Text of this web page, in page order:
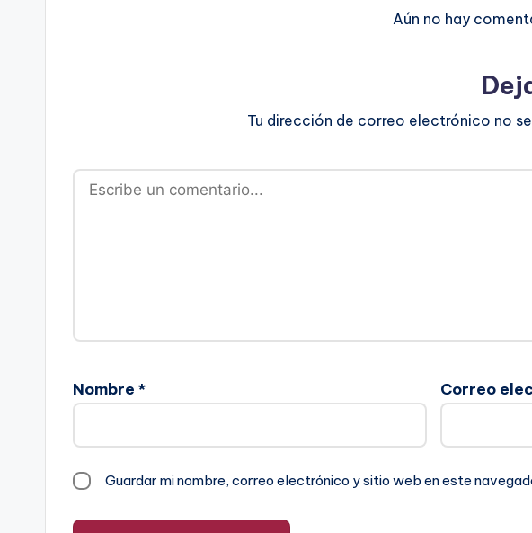
Aún no hay
Tu dirección de correo electrónico no
Nombre * Correo
Guardar mi nombre, correo electrónico y sitio web en este